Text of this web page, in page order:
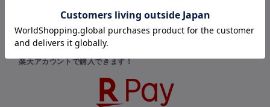
楽天ペイ
楽天アカウントで購入できます！